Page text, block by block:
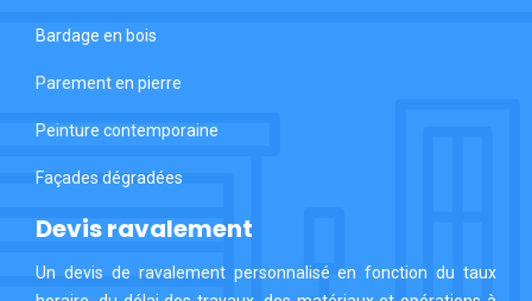
Bardage en bois
Parement en pierre
Peinture contemporaine
Façades dégradées
Devis ravalement
Un devis de ravalement personnalisé en fonction du taux